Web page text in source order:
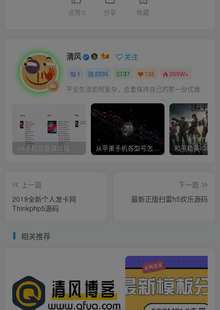
点赞 0 分享 收藏
清风 关注
1 2235 37 135 269W+
不论生活如何复杂，总要保持自己的那一份优雅
从苹果手机各型号怎么越狱到怎么开科技完整教程
上一篇
2019全新个人发卡网
Thinkphp5源码
下一篇
最新正版扫雷h5欢乐源码
相关推荐